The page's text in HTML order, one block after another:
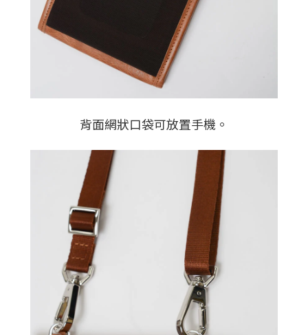
背面網狀口袋可放置手機。